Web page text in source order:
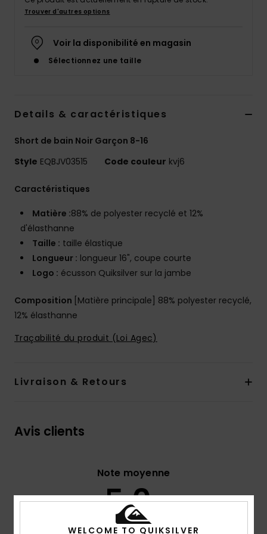
Trouver d'autres options
Voir la disponibilité en magasin
Sélectionnez une taille
Details & caractéristiques
Short de bain Noir Garçon 8-16
Style EQBJV03515 Code couleur kvj6
Caractéristiques
Matière :88% de polyester recyclé et 12%
d'élasthanne
Taille : taille élastique
Longueur : longueur 16", coupe courte
Logo : écusson Quiksilver sur la jambe
Composition [Matière principale] 88% polyester recyclé,
12% élasthanne
Traçabilité du produit (Loi Agec)
Livraison & Retours
Avis clients
Note moyenne
5.0
WELCOME TO QUIKSILVER